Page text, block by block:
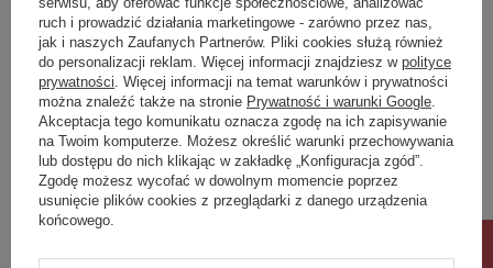
Napisz swoją opinię
Twoja ocena:
5/5
Treść twojej opinii
ruch i prowadzić działania marketingowe - zarówno przez nas,
jak i naszych Zaufanych Partnerów. Pliki cookies służą również
do personalizacji reklam. Więcej informacji znajdziesz w polityce
prywatności . Więcej informacji na temat warunków i prywatności
można znaleźć także na stronie Prywatność i warunki Google
Akceptacja tego komunikatu oznacza zgodę na ich zapisywanie
na Twoim komputerze. Możesz określić warunki przechowywania
lub dostępu do nich klikając w zakładkę „Konfiguracja zgód”.
Zgodę możesz wycofać w dowolnym momencie poprzez
usunięcie plików cookies z przeglądarki z danego urządzenia
końcowego.